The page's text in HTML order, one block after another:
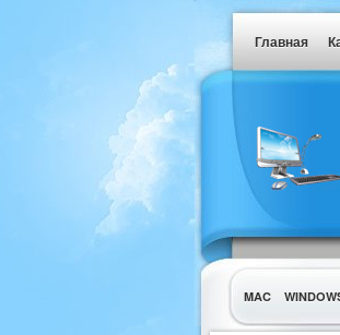
Главная
MAC
УТИЛИТЫ